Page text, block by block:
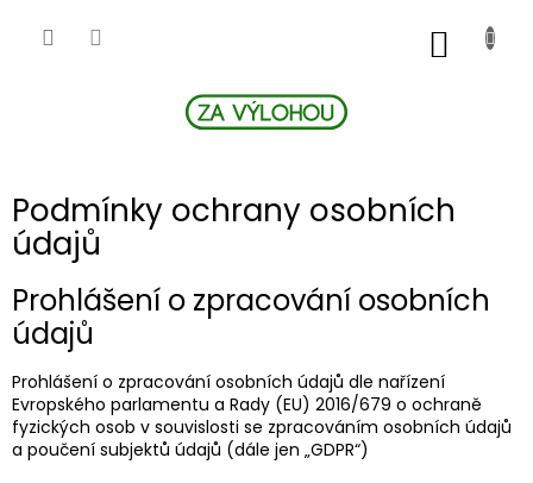
Podmínky ochrany osobních
údajů
Prohlášení o zpracování osobních
údajů
Prohlášení o zpracování osobních údajů dle nařízení
Evropského parlamentu a Rady (EU) 2016/679 o ochraně
fyzických osob v souvislosti se zpracováním osobních údajů
a poučení subjektů údajů (dále jen „GDPR“)